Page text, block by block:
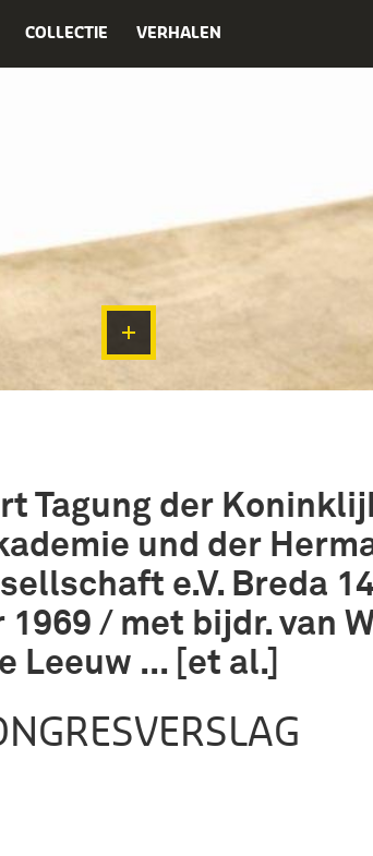
COLLECTIE VERHALEN
Tagung der
und der
e.V. Breda
1969 / met bijdr. van
Leeuw ... [et al.]